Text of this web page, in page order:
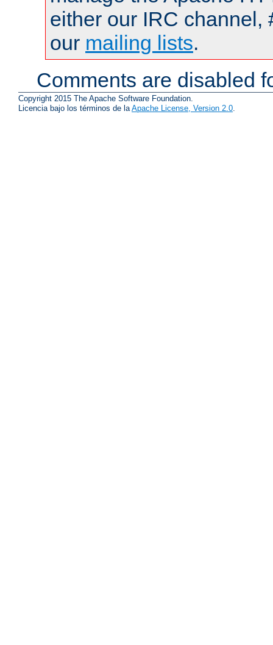
either our IRC channel,
our mailing lists.
Comments are disabled
Copyright 2015 The Apache Software Foundation.
Licencia bajo los términos de laApache License, Version 2.0.